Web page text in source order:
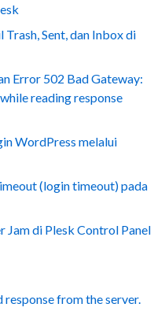
Sent, dan Inbox di
Error 502 Bad Gateway:
reading response
WordPress melalui
(login timeout) pada
Jam di Plesk Control Panel
from the server.